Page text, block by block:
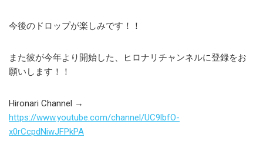
今後のドロップが楽しみです！！
また彼が今年より開始した、ヒロナリチャンネルに登録をお
願いします！！
Hironari Channel →
https://www.youtube.com/channel/UC9lbfO-
x0rCcpdNiwJFPkPA